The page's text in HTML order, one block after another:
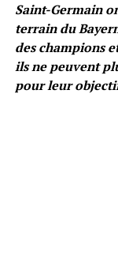
Saint-Germain
terrain du
des champions
ils ne peuvent
pour leur